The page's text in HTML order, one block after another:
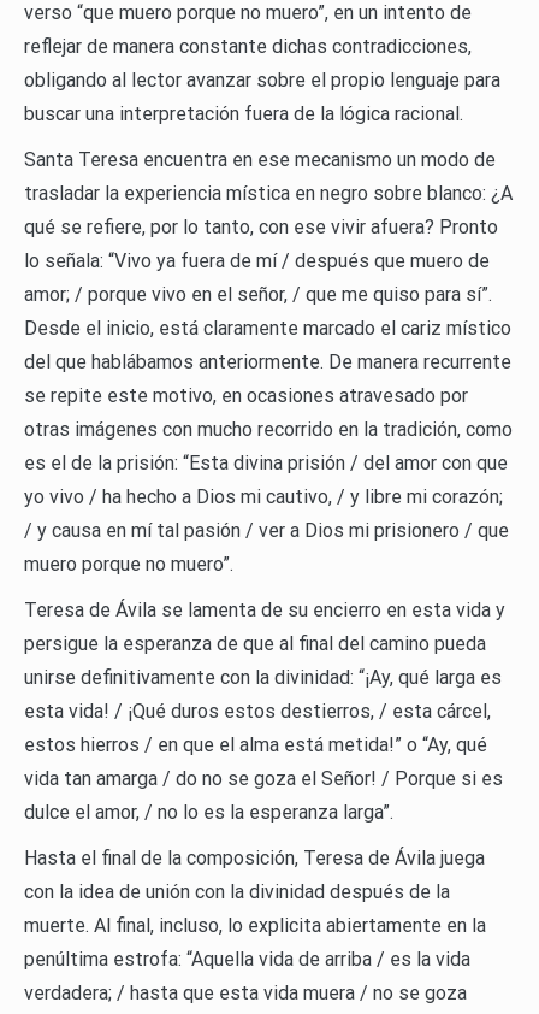
verso “que muero porque no muero”, en un intento de
reflejar de manera constante dichas contradicciones,
obligando al lector avanzar sobre el propio lenguaje para
buscar una interpretación fuera de la lógica racional.
Santa Teresa encuentra en ese mecanismo un modo de
trasladar la experiencia mística en negro sobre blanco: ¿A
qué se refiere, por lo tanto, con ese vivir afuera? Pronto
lo señala: “Vivo ya fuera de mí / después que muero de
amor; / porque vivo en el señor, / que me quiso para sí”.
Desde el inicio, está claramente marcado el cariz místico
del que hablábamos anteriormente. De manera recurrente
se repite este motivo, en ocasiones atravesado por
otras imágenes con mucho recorrido en la tradición, como
es el de la prisión: “Esta divina prisión / del amor con que
yo vivo / ha hecho a Dios mi cautivo, / y libre mi corazón;
/ y causa en mí tal pasión / ver a Dios mi prisionero / que
muero porque no muero”.
Teresa de Ávila se lamenta de su encierro en esta vida y
persigue la esperanza de que al final del camino pueda
unirse definitivamente con la divinidad: “¡Ay, qué larga es
esta vida! / ¡Qué duros estos destierros, / esta cárcel,
estos hierros / en que el alma está metida!” o “Ay, qué
vida tan amarga / do no se goza el Señor! / Porque si es
dulce el amor, / no lo es la esperanza larga”.
Hasta el final de la composición, Teresa de Ávila juega
con la idea de unión con la divinidad después de la
muerte. Al final, incluso, lo explicita abiertamente en la
penúltima estrofa: “Aquella vida de arriba / es la vida
verdadera; / hasta que esta vida muera / no se goza